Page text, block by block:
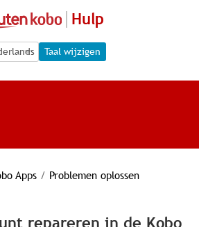
Hulp
Selection
Selection
Taal wijzigen
Apps / Problemen oplossen
repareren in de Kobo